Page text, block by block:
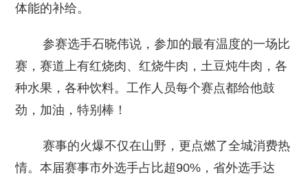
体能的补给。
参赛选手石晓伟说，参加的最有温度的一场比
赛，赛道上有红烧肉、红烧牛肉，土豆炖牛肉，各
种水果，各种饮料。工作人员每个赛点都给他鼓
劲，加油，特别棒！
赛事的火爆不仅在山野，更点燃了全城消费热
情。本届赛事市外选手占比超90%，省外选手达